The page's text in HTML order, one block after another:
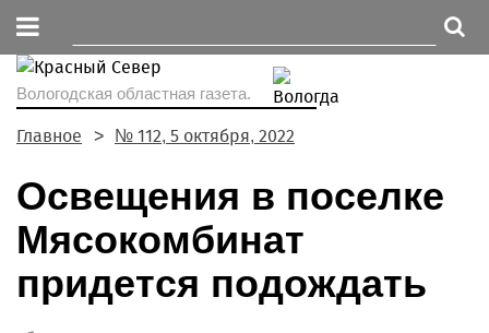
Вологодская областная газета.
Главное № 112, 5 октября, 2022
Освещения в поселке
Мясокомбинат
придется подождать